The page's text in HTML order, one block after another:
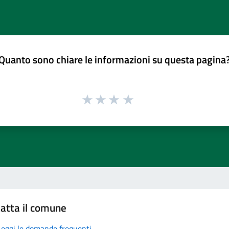
sono chiare le informazioni su questa
il comune